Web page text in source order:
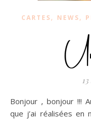
CARTES, NEWS,
Bonjour , bonjour !!! Aujourd’hui je vous montre 2 cartes
que j’ai réalisées en